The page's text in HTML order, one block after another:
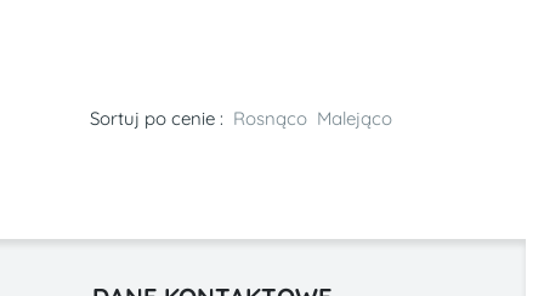
Sortuj po cenie : Rosnąco Malejąco